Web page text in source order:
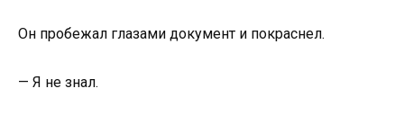
Он пробежал глазами документ и покраснел.
— Я не знал.